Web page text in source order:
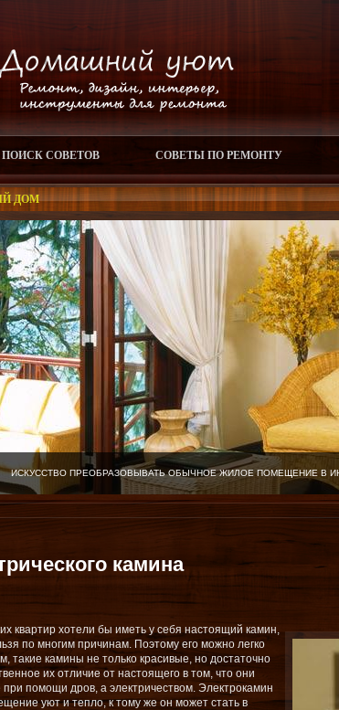
ПОИСК СОВЕТОВ СОВЕТЫ ПО РЕМОНТУ
ДОМ
ИСКУССТВО ПРЕОБРАЗОВЫВАТЬ ОБЫЧНОЕ ЖИЛОЕ ПОМЕЩЕНИЕ В
камина
квартир хотели бы иметь у себя настоящий камин,
по многим причинам. Поэтому его можно легко
такие камины не только красивые, но достаточно
их отличие от настоящего в том, что они
помощи дров, а электричеством. Электрокамин
уют и тепло, к тому же он может стать в